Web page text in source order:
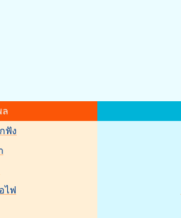
ล
ฟัง
ไฟ